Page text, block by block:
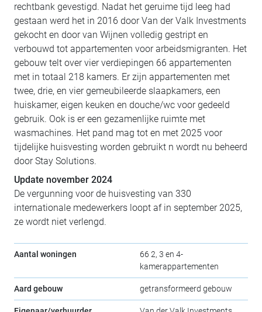
rechtbank gevestigd. Nadat het geruime tijd leeg had
gestaan werd het in 2016 door Van der Valk Investments
gekocht en door van Wijnen volledig gestript en
verbouwd tot appartementen voor arbeidsmigranten. Het
gebouw telt over vier verdiepingen 66 appartementen
met in totaal 218 kamers. Er zijn appartementen met
twee, drie, en vier gemeubileerde slaapkamers, een
huiskamer, eigen keuken en douche/wc voor gedeeld
gebruik. Ook is er een gezamenlijke ruimte met
wasmachines. Het pand mag tot en met 2025 voor
tijdelijke huisvesting worden gebruikt n wordt nu beheerd
door Stay Solutions.
Update november 2024
De vergunning voor de huisvesting van 330
internationale medewerkers loopt af in september 2025,
ze wordt niet verlengd.
Aantal woningen
66 2, 3 en 4-
kamerappartementen
Aard gebouw getransformeerd gebouw